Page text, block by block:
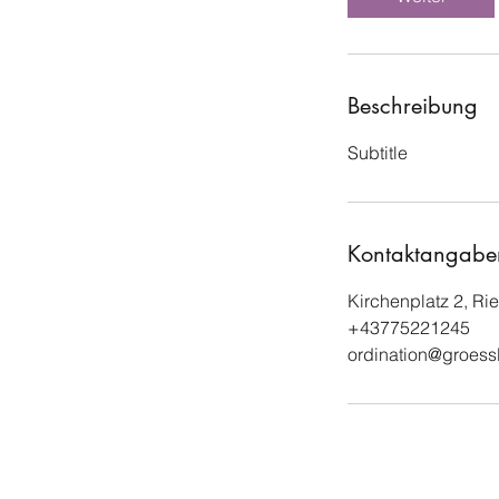
Beschreibung
Subtitle
Kirchenplatz 2,
+43775221245